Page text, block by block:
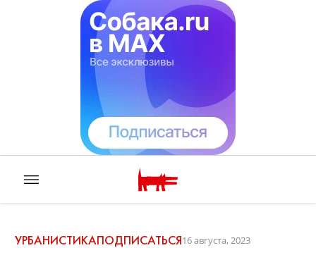
УРБАНИСТИКАПОДПИСАТЬСЯ16 августа, 2023